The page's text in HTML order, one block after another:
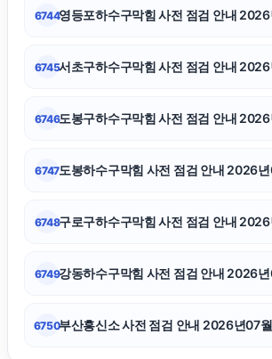
용인
파
대구이
6744영등포하수구막힘 사전 점검 안내
6745서초구하수구막힘 사전 점검 안내
6746도봉구하수구막힘 사전 점검 안내
6747도봉하수구막힘 사전 점검 안내 2026
6748구로구하수구막힘 사전 점검 안내
6749강동하수구막힘 사전 점검 안내 2026
6750부산흥신소 사전 점검 안내 2026년07